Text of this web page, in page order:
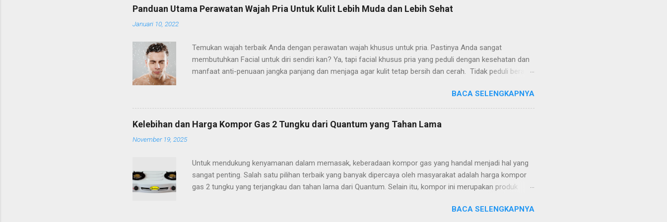
Panduan Utama Perawatan Wajah Pria Untuk Kulit Lebih Muda dan Lebih Sehat
Januari 10, 2022
Temukan wajah terbaik Anda dengan perawatan wajah khusus untuk pria. Pastinya Anda sangat
membutuhkan Facial untuk diri sendiri kan? Ya, tapi facial khusus pria yang peduli dengan kesehatan dan
manfaat anti-penuaan jangka panjang dan menjaga agar kulit tetap bersih dan cerah. Tidak peduli berapa
standar baru untuk perawatan pria, tetapi juga alat relaksasi yang ampuh untuk pria yang sehari-harinya
disibukkan dengan pekerjaan. Dan mari kita hadapi itu, lebih sedikit stres berarti kulit lebih sehat dan
tampak lebih muda! Para ahli kulit pun telah mengumpulkan beberapa informasi bermanfaat untuk
memandu Anda dalam perawatan wajah Anda. Tidak seperti perawatan wajah yang dirancang untuk
BACA SELENGKAPNYA
Kelebihan dan Harga Kompor Gas 2 Tungku dari Quantum yang Tahan Lama
November 19, 2025
Untuk mendukung kenyamanan dalam memasak, keberadaan kompor gas yang handal menjadi hal yang
sangat penting. Salah satu pilihan terbaik yang banyak dipercaya oleh masyarakat adalah harga kompor
gas 2 tungku yang terjangkau dan tahan lama dari Quantum. Selain itu, kompor ini merupakan produk
gaya dapur. Pada artikel ini, kami akan membahas berbagai kelebihan kompor gas dua tungku dari
BACA SELENGKAPNYA